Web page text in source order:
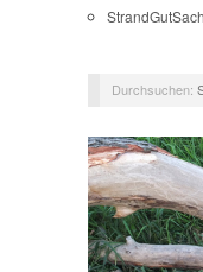
Durchsuchen: